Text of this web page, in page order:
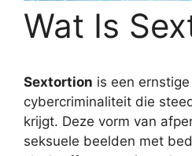
Wat Is
Sextortion is een
cybercriminaliteit die
krijgt. Deze vorm van
seksuele beelden met